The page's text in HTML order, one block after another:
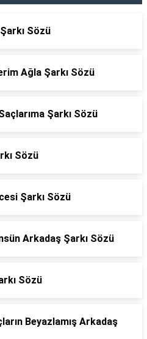
Sözü
Ağla Şarkı Sözü
Şarkı Sözü
Sözü
Şarkı Sözü
Arkadaş Şarkı Sözü
Sözü
Beyazlamış Arkadaş